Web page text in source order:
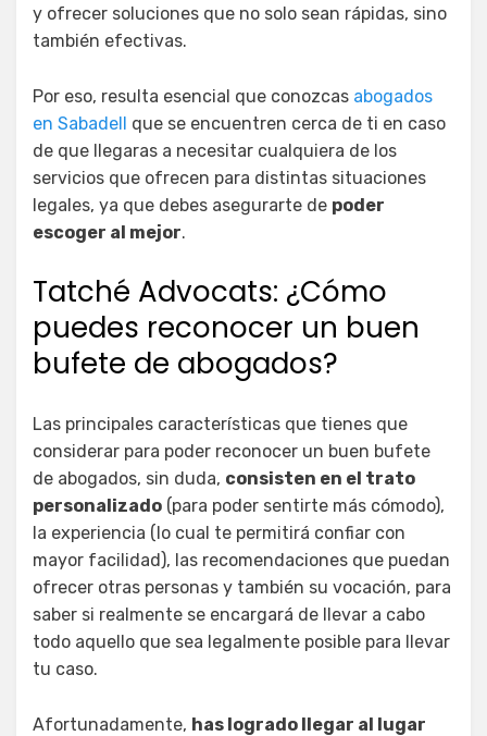
y ofrecer soluciones que no solo sean rápidas, sino
también efectivas.
Por eso, resulta esencial que conozcas abogados
en Sabadell que se encuentren cerca de ti en caso
de que llegaras a necesitar cualquiera de los
servicios que ofrecen para distintas situaciones
legales, ya que debes asegurarte de poder
escoger al mejor.
Tatché Advocats: ¿Cómo
puedes reconocer un buen
bufete de abogados?
Las principales características que tienes que
considerar para poder reconocer un buen bufete
de abogados, sin duda, consisten en el trato
personalizado (para poder sentirte más cómodo),
la experiencia (lo cual te permitirá confiar con
mayor facilidad), las recomendaciones que puedan
ofrecer otras personas y también su vocación, para
saber si realmente se encargará de llevar a cabo
todo aquello que sea legalmente posible para llevar
tu caso.
Afortunadamente, has logrado llegar al lugar